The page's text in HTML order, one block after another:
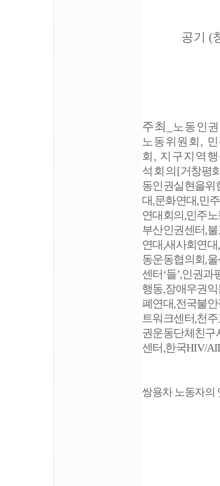
공기 (
주최
노동인
노동위원회,
회, 지구지역
석회의 [거창평
동인권실현을위
대,문화연대,민
연대회의,민주
부산인권센터,
연대,새사회연
동운동협의회,
센터‘들’,인권
행동,장애우권
폐연대,전국불
트워크센터,천
권운동단체친구
센터,한국HIV/
쌍용차 노동자의